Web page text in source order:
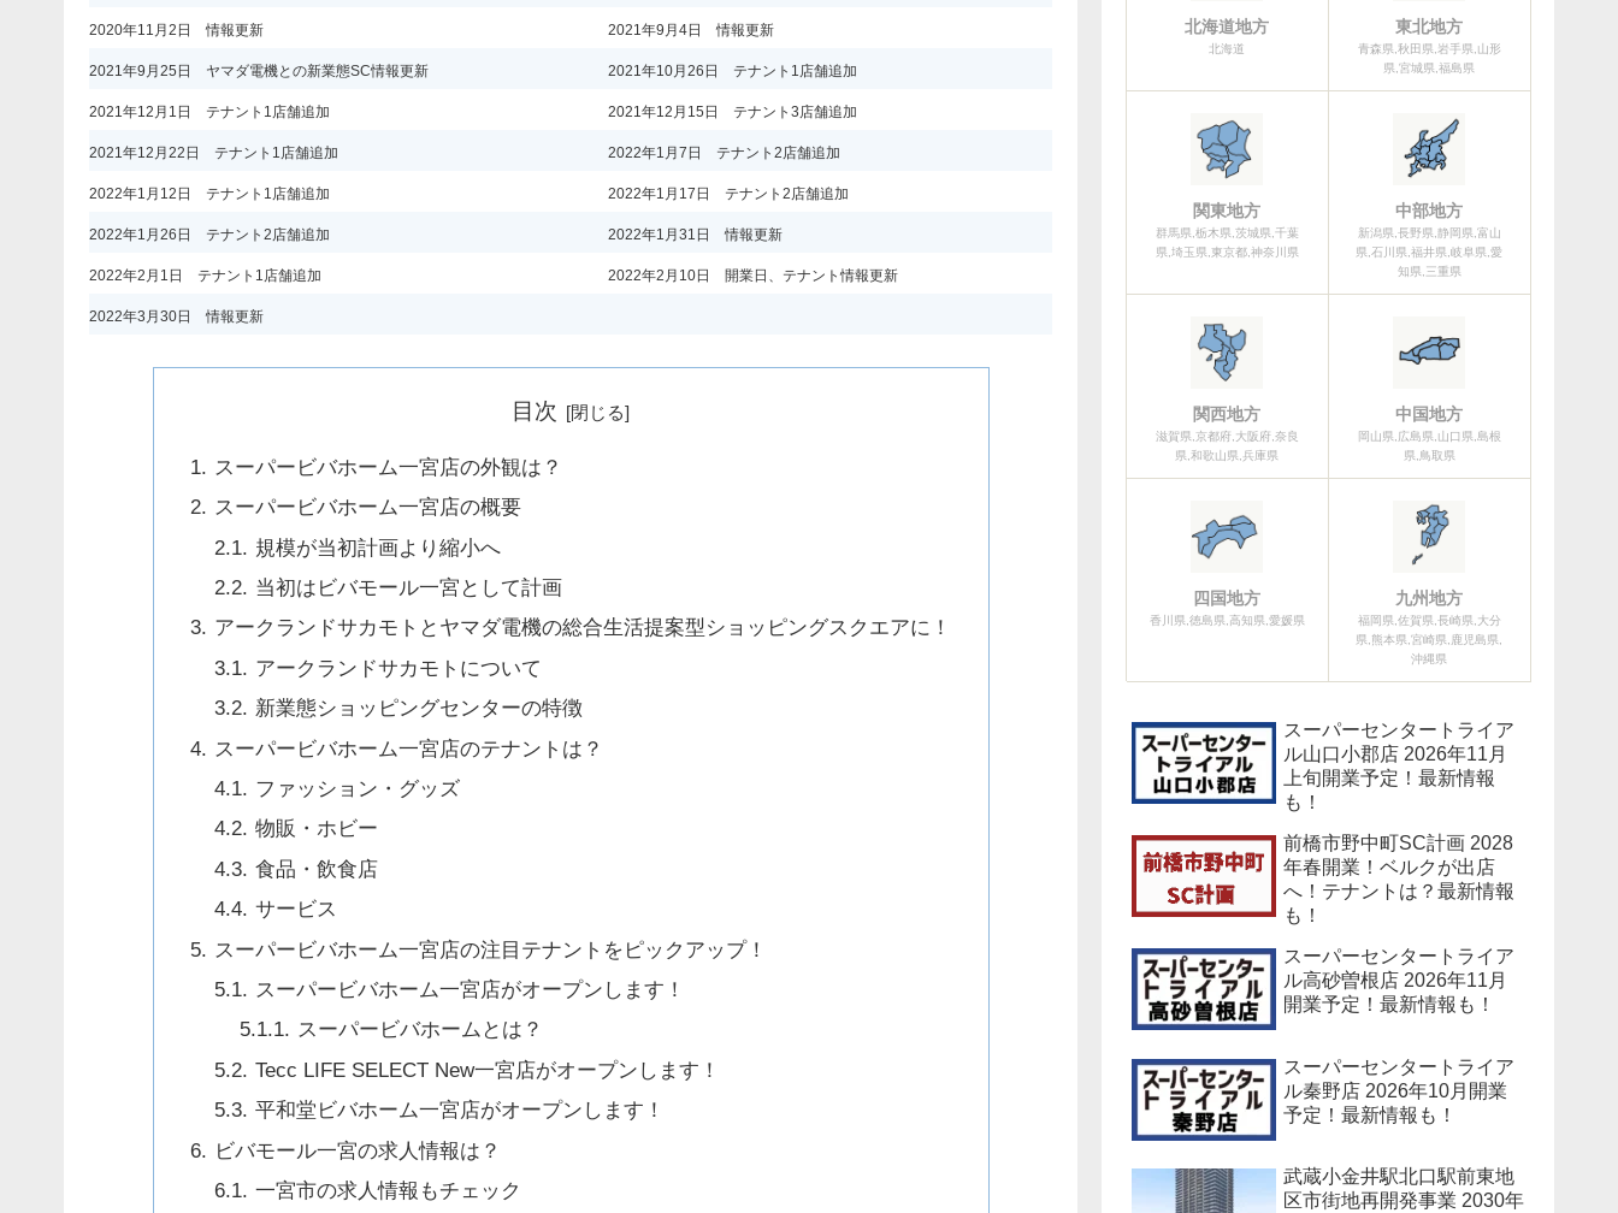
2020年11月2日 情報更新 2021年9月4日 情報更新
2021年9月25日 ヤマダ電機との新業態SC情報更新 2021年10月26日 テナント1店舗追加
2021年12月1日 テナント1店舗追加 2021年12月15日 テナント3店舗追加
2021年12月22日 テナント1店舗追加 2022年1月7日 テナント2店舗追加
2022年1月12日 テナント1店舗追加 2022年1月17日 テナント2店舗追加
2022年1月26日 テナント2店舗追加 2022年1月31日 情報更新
2022年2月1日 テナント1店舗追加 2022年2月10日 開業日、テナント情報更新
2022年3月30日 情報更新
目次
スーパービバホーム一宮店の外観は？
スーパービバホーム一宮店の概要
規模が当初計画より縮小へ
当初はビバモール一宮として計画
アークランドサカモトとヤマダ電機の総合生活提案型ショッピングスクエアに！
アークランドサカモトについて
新業態ショッピングセンターの特徴
スーパービバホーム一宮店のテナントは？
ファッション・グッズ
物販・ホビー
食品・飲食店
サービス
スーパービバホーム一宮店の注目テナントをピックアップ！
スーパービバホーム一宮店がオープンします！
スーパービバホームとは？
Tecc LIFE SELECT New一宮店がオープンします！
平和堂ビバホーム一宮店がオープンします！
ビバモール一宮の求人情報は？
一宮市の求人情報もチェック
北海道地方
北海道
東北地方
青森県,秋田県,岩手県,山形
県,宮城県,福島県
関東地方
群馬県,栃木県,茨城県,千葉
県,埼玉県,東京都,神奈川県
中部地方
新潟県,長野県,静岡県,富山
県,石川県,福井県,岐阜県,愛
知県,三重県
関西地方
滋賀県,京都府,大阪府,奈良
県,和歌山県,兵庫県
中国地方
岡山県,広島県,山口県,島根
県,鳥取県
四国地方
香川県,徳島県,高知県,愛媛県
九州地方
福岡県,佐賀県,長崎県,大分
県,熊本県,宮崎県,鹿児島県,
沖縄県
スーパーセンタートライア
ル山口小郡店 2026年11月
上旬開業予定！最新情報
も！
前橋市野中町SC計画 2028
年春開業！ベルクが出店
へ！テナントは？最新情報
も！
スーパーセンタートライア
ル高砂曽根店 2026年11月
開業予定！最新情報も！
スーパーセンタートライア
ル秦野店 2026年10月開業
予定！最新情報も！
武蔵小金井駅北口駅前東地
区市街地再開発事業 2030年